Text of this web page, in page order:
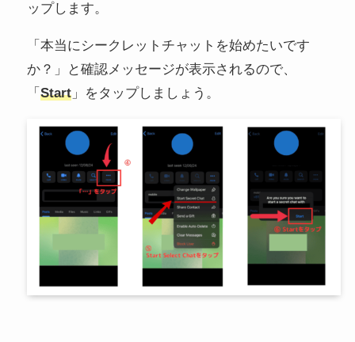
ップします。
「本当にシークレットチャットを始めたいです
か？」と確認メッセージが表示されるので、
「 Start」をタップしましょう。